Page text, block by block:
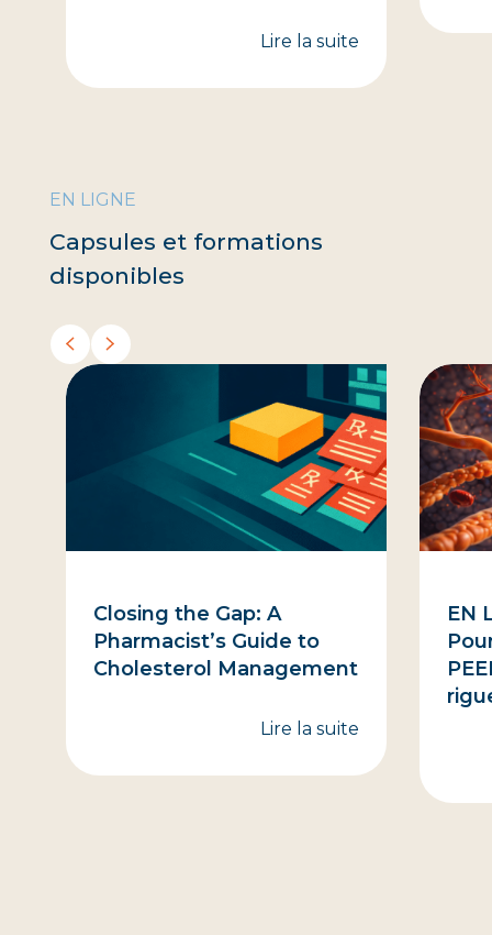
Lire la suite
EN LIGNE
Capsules et formations
disponibles
Closing the Gap: A
Pharmacist’s Guide to
Cholesterol Management
Lire la suite
EN